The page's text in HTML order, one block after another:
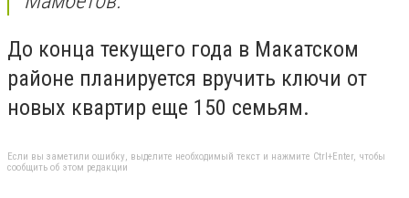
До конца текущего года в Макатском
районе планируется вручить ключи от
новых квартир еще 150 семьям.
Если вы заметили ошибку, выделите необходимый текст и нажмите Ctrl+Enter, чтобы
сообщить об этом редакции